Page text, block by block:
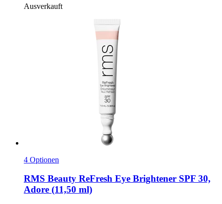
Ausverkauft
4 Optionen
RMS Beauty ReFresh Eye Brightener SPF 30,
Adore (11,50 ml)